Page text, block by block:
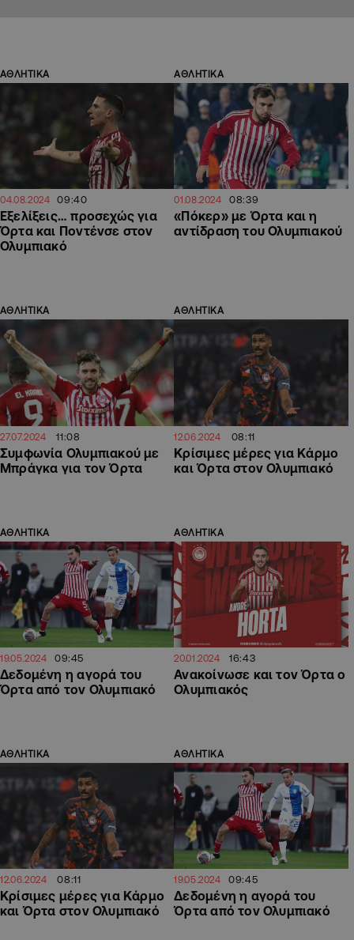
ΑΘΛΗΤΙΚΑ
04.08.2024 09:40
Εξελίξεις… προσεχώς για
Όρτα και Ποντένσε στον
Ολυμπιακό
ΑΘΛΗΤΙΚΑ
01.08.2024 08:39
«Πόκερ» με Όρτα και η
αντίδραση του Ολυμπιακού
ΑΘΛΗΤΙΚΑ
27.07.2024 11:08
Συμφωνία Ολυμπιακού με
Μπράγκα για τον Όρτα
ΑΘΛΗΤΙΚΑ
12.06.2024 08:11
Κρίσιμες μέρες για Κάρμο
και Όρτα στον Ολυμπιακό
ΑΘΛΗΤΙΚΑ
19.05.2024 09:45
Δεδομένη η αγορά του
Όρτα από τον Ολυμπιακό
ΑΘΛΗΤΙΚΑ
20.01.2024 16:43
Ανακοίνωσε και τον Όρτα ο
Ολυμπιακός
ΑΘΛΗΤΙΚΑ
12.06.2024 08:11
Κρίσιμες μέρες για Κάρμο
και Όρτα στον Ολυμπιακό
ΑΘΛΗΤΙΚΑ
19.05.2024 09:45
Δεδομένη η αγορά του
Όρτα από τον Ολυμπιακό